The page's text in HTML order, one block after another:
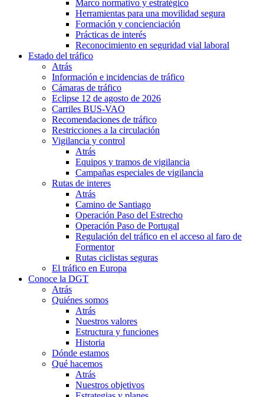
Marco normativo y estratégico
Herramientas para una movilidad segura
Formación y concienciación
Prácticas de interés
Reconocimiento en seguridad vial laboral
Estado del tráfico
Atrás
Información e incidencias de tráfico
Cámaras de tráfico
Eclipse 12 de agosto de 2026
Carriles BUS-VAO
Recomendaciones de tráfico
Restricciones a la circulación
Vigilancia y control
Atrás
Equipos y tramos de vigilancia
Campañas especiales de vigilancia
Rutas de interes
Atrás
Camino de Santiago
Operación Paso del Estrecho
Operación Paso de Portugal
Regulación del tráfico en el acceso al faro de
Formentor
Rutas ciclistas seguras
El tráfico en Europa
Conoce la DGT
Atrás
Quiénes somos
Atrás
Nuestros valores
Estructura y funciones
Historia
Dónde estamos
Qué hacemos
Atrás
Nuestros objetivos